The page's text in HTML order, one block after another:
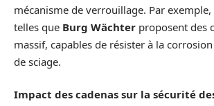
mécanisme de verrouillage. Par
telles que Burg Wächter proposent des
massif, capables de résister à la
de sciage.
Impact des cadenas sur la sécurité